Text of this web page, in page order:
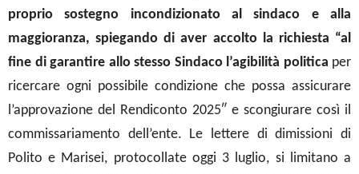
proprio sostegno incondizionato al sindaco e alla
maggioranza, spiegando di aver accolto la richiesta “al
fine di garantire allo stesso Sindaco l’agibilità politica per
ricercare ogni possibile condizione che possa assicurare
l’approvazione del Rendiconto 2025″ e scongiurare così il
commissariamento dell’ente. Le lettere di dimissioni di
Polito e Marisei, protocollate oggi 3 luglio, si limitano a